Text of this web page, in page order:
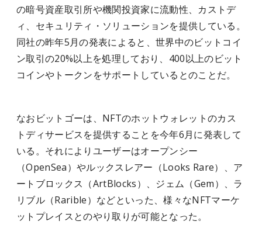
の暗号資産取引所や機関投資家に流動性、カストデ
ィ、セキュリティ・ソリューションを提供している。
同社の昨年5月の発表によると、世界中のビットコイ
ン取引の20%以上を処理しており、400以上のビット
コインやトークンをサポートしているとのことだ。
なおビットゴーは、NFTのホットウォレットのカス
トディサービスを提供することを今年6月に発表して
いる。それによりユーザーはオープンシー
（OpenSea）やルックスレアー（Looks Rare）、ア
ートブロックス（ArtBlocks）、ジェム（Gem）、ラ
リブル（Rarible）などといった、様々なNFTマーケ
ットプレイスとのやり取りが可能となった。